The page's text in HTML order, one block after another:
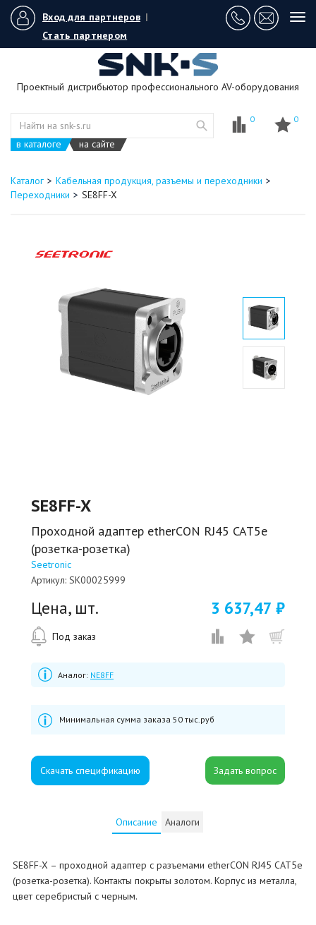
Вход для партнеров |
Стать партнером
Проектный дистрибьютор профессионального AV-оборудования
в каталоге на сайте
0 0
Каталог
Кабельная продукция, разъемы и переходники
Переходники
SE8FF-X
SE8FF-X
Проходной адаптер etherCON RJ45 CAT5e
(розетка-розетка)
Seetronic
Артикул: SK00025999
Цена, шт. 3 637,47 ₽
Под заказ
Аналог: NE8FF
Минимальная сумма заказа 50 тыс.руб
Скачать спецификацию
Описание Аналоги
SE8FF-X – проходной адаптер с разъемами etherCON RJ45 CAT5e
(розетка-розетка). Контакты покрыты золотом. Корпус из металла,
цвет серебристый с черным.